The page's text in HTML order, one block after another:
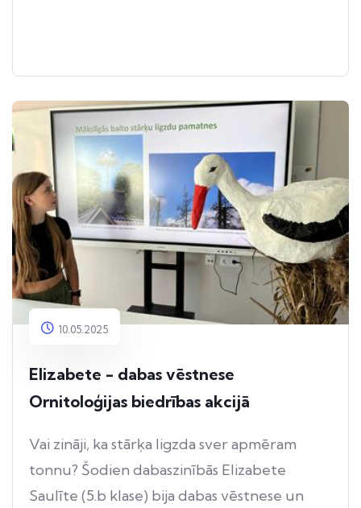
10.05.2025
Elizabete - dabas vēstnese
Ornitoloģijas biedrības akcijā
Vai zināji, ka stārķa ligzda sver apmēram
tonnu? Šodien dabaszinībās Elizabete
Saulīte (5.b klase) bija dabas vēstnese un